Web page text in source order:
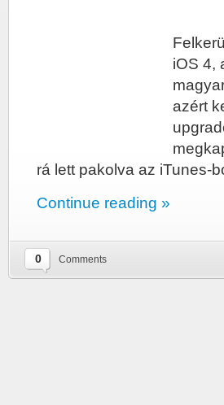
iOS 4,
azért
rá lett pakolva az iTunes-
Continue reading »
0 Comments